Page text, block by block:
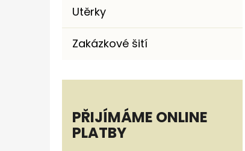
Utěrky
Zakázkové šití
PŘIJÍMÁME ONLINE
PLATBY